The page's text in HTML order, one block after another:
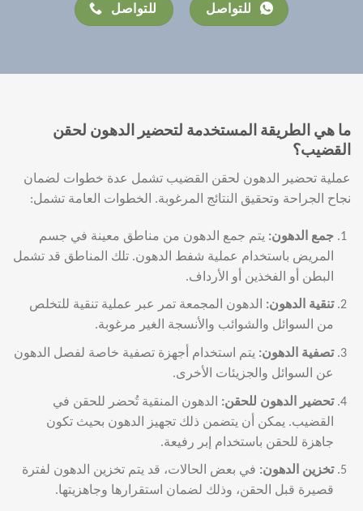
للتواصل للتواصل
ما هي الطريقة المستخدمة لتحضير الدهون لحقن
القضيب؟
عملية تحضير الدهون لحقن القضيب تشمل عدة خطوات لضمان
نجاح الجراحة وتحقيق النتائج المرغوبة. الخطوات العامة تشمل:
جمع الدهون: يتم جمع الدهون من مناطق معينة في جسم
المريض باستخدام عملية شفط الدهون. تلك المناطق قد تشمل
البطن أو الفخذين أو الأرداف.
تنقية الدهون: الدهون المجمعة تمر عبر عملية تنقية للتخلص
من السوائل والشوائب والأنسجة الغير مرغوبة.
تصفية الدهون: يتم استخدام أجهزة تصفية خاصة لفصل الدهون
عن السوائل والجزيئات الأخرى.
تحضير الدهون للحقن: الدهون المنقية تُحضر للحقن في
القضيب. يمكن أن يتضمن ذلك تجهيز الدهون بحيث تكون
جاهزة للحقن باستخدام إبر رفيعة.
تخزين الدهون: في بعض الحالات، قد يتم تخزين الدهون لفترة
قصيرة قبل الحقن، وذلك لضمان استقرارها وجاهزيتها.